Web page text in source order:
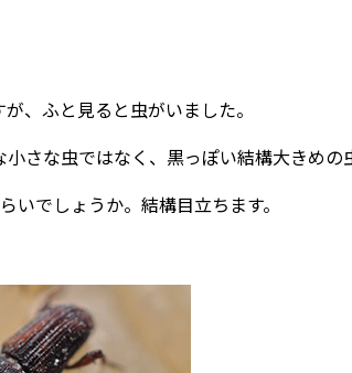
、ふと見ると虫がいました。
さな虫ではなく、黒っぽい結構大きめの
いでしょうか。結構目立ちます。